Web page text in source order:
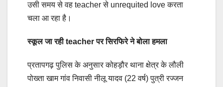
उसी समय से वह teacher से unrequited love करता
चला आ रहा है।
स्कूल जा रहीteacherपर सिरफिरे ने बोला हमला
प्रतापगढ़ पुलिस के अनुसार कोहड़ौर थाना क्षेत्र के लौली
पोख्ता खाम गांव निवासी नीलू यादव (22 वर्ष) पुत्री रज्जन